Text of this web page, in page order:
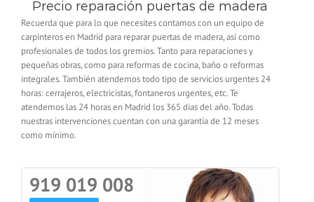
Precio reparación puertas de madera
Recuerda que para lo que necesites contamos con un equipo de
carpinteros en Madrid para reparar puertas de madera, así como
profesionales de todos los gremios. Tanto para reparaciones y
pequeñas obras, como para reformas de cocina, baño o reformas
integrales. También atendemos todo tipo de servicios urgentes 24
horas: cerrajeros, electricistas, fontaneros urgentes, etc. Te
atendemos las 24 horas en Madrid los 365 días del año. Todas
nuestras intervenciones cuentan con una garantía de 12 meses
como mínimo.
919 019 008